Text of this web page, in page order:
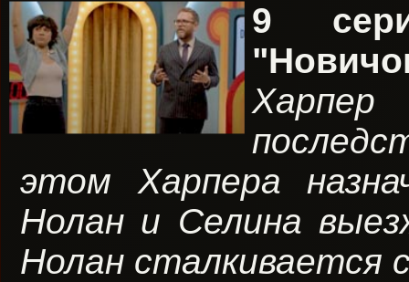
9
этом Харпера
Нолан и Селина
Нолан сталкивается